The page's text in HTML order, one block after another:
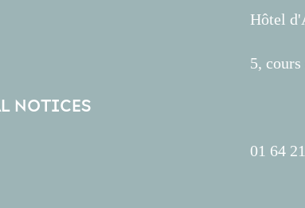
NOTICES
Hôtel
5,
01 64